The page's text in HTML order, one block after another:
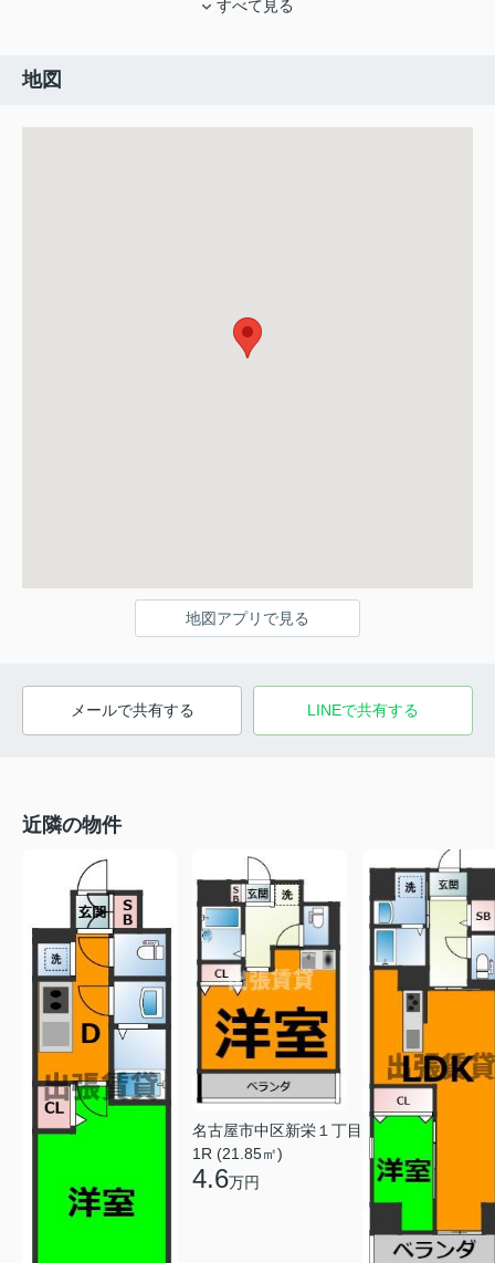
すべて見る
地図
地図アプリで見る
メールで共有する LINEで共有する
近隣の物件
名古屋市中区新栄１丁目
1R (21.85㎡)
4.6万円